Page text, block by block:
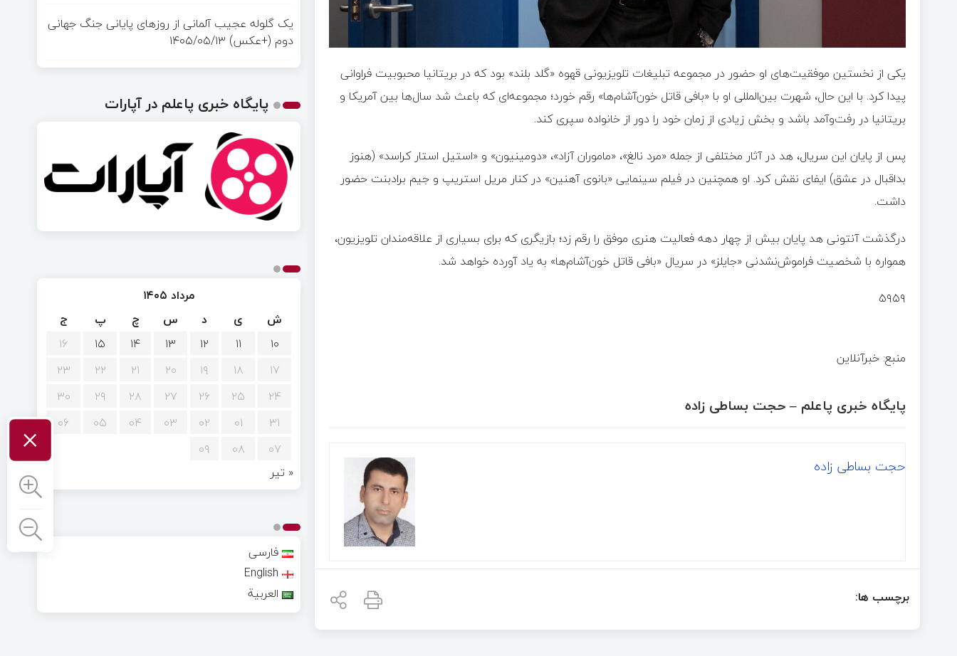
یکی از نخستین موفقیت‌های او حضور در مجموعه تبلیغات تلویزیونی قهوه «گلد بلند» بود که در بریتانیا محبوبیت فراوانی
پیدا کرد. با این حال، شهرت بین‌المللی او با «بافی قاتل خون‌آشام‌ها» رقم خورد؛ مجموعه‌ای که باعث شد سال‌ها بین آمریکا و
بریتانیا در رفت‌وآمد باشد و بخش زیادی از زمان خود را دور از خانواده سپری کند.
پس از پایان این سریال، هد در آثار مختلفی از جمله «مرد نالغ»، «ماموران آزاد»، «دومینیون» و «استیل استار کراسد» (هنوز
بداقبال در عشق) ایفای نقش کرد. او همچنین در فیلم سینمایی «بانوی آهنین» در کنار مریل استریپ و جیم برادبنت حضور
داشت.
درگذشت آنتونی هد پایان بیش از چهار دهه فعالیت هنری موفق را رقم زد؛ بازیگری که برای بسیاری از علاقه‌مندان تلویزیون،
همواره با شخصیت فراموش‌نشدنی «جایلز» در سریال «بافی قاتل خون‌آشام‌ها» به یاد آورده خواهد شد.
۵۹۵۹
منبع: خبرآنلاین
پایگاه خبری پاعلم – حجت بساطی زاده
حجت بساطی زاده
برچسب ها:
یک گلوله عجیب آلمانی از روزهای پایانی جنگ جهانی
دوم (+عکس) ۱۴۰۵/۰۵/۱۳
پایگاه خبری پاعلم در آپارات
مرداد ۱۴۰۵
ش
ی د س چ پ
ج
۱۰
۱۱ ۱۲ ۱۳ ۱۴ ۱۵
۱۶
۱۷
۱۸ ۱۹ ۲۰ ۲۱ ۲۲
۲۳
۲۴
۲۵ ۲۶ ۲۷ ۲۸ ۲۹
۳۰
۳۱
۰۱ ۰۲ ۰۳ ۰۴ ۰۵
۰۶
۰۷
۰۸
۰۹
« تیر
فارسی
English
العربية
×